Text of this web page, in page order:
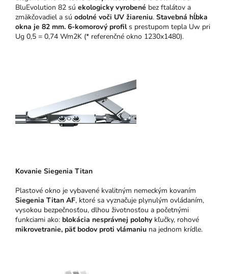
BluEvolution 82 sú ekologicky vyrobené bez ftalátov a
zmäkčovadiel a sú odolné voči UV žiareniu. Stavebná hĺbka
okna je 82 mm. 6-komorový profils prestupom tepla Uw pri
Ug 0,5 = 0,74 Wm2K (* referenčné okno 1230x1480).
Kovanie Siegenia Titan
Plastové okno je vybavené kvalitným nemeckým kovaním
Siegenia Titan AF, ktoré sa vyznačuje plynulým ovládaním,
vysokou bezpečnosťou, dlhou životnosťou a početnými
funkciami ako: blokácia nesprávnej polohy kľučky, rohové
mikrovetranie, päť bodov proti vlámaniu na jednom krídle.